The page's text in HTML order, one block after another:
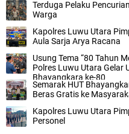
Terduga Pelaku
Warga
Kapolres Luwu Utara
Aula Sarja Arya Racana
Usung Tema “80 Tahun
Polres Luwu Utara Gelar
Bhayangkara ke-80
Semarak HUT
Beras Gratis ke
Kapolres Luwu Utara
Personel